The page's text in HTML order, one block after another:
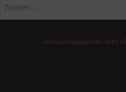
naar:
www.bouwadvies-info.nl